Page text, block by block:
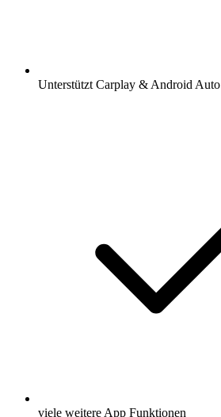
Unterstützt Carplay & Android Auto
viele weitere App Funktionen